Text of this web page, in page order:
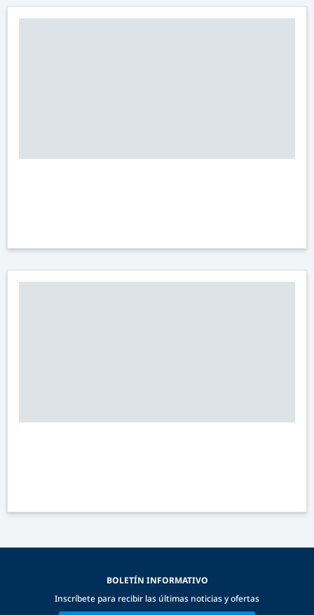
BOLETÍN INFORMATIVO
Inscríbete para recibir las últimas noticias y ofertas